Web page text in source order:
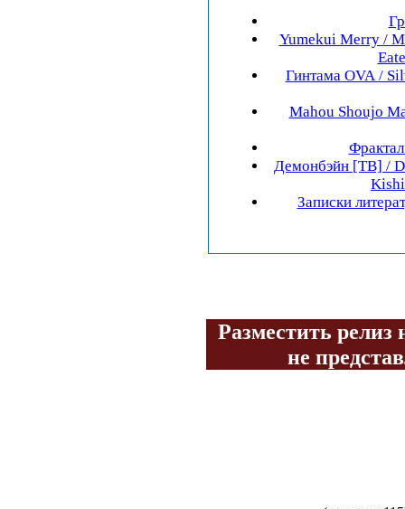
Yumekui Merry /
Гинтама OVA /
Mahou Shoujo
Демонбэйн [ТВ] /
Записки
Разместить релиз
не